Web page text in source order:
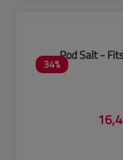
34%
Pod Salt -